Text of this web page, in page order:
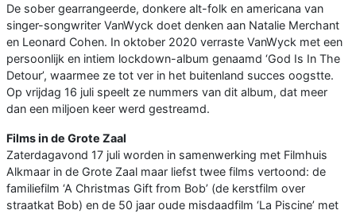
De sober gearrangeerde, donkere alt-folk en americana van
singer-songwriter VanWyck doet denken aan Natalie Merchant
en Leonard Cohen. In oktober 2020 verraste VanWyck met een
persoonlijk en intiem lockdown-album genaamd ‘God Is In The
Detour’, waarmee ze tot ver in het buitenland succes oogstte.
Op vrijdag 16 juli speelt ze nummers van dit album, dat meer
dan een miljoen keer werd gestreamd.
Films in de Grote Zaal
Zaterdagavond 17 juli worden in samenwerking met Filmhuis
Alkmaar in de Grote Zaal maar liefst twee films vertoond: de
familiefilm ‘A Christmas Gift from Bob’ (de kerstfilm over
straatkat Bob) en de 50 jaar oude misdaadfilm ‘La Piscine’ met